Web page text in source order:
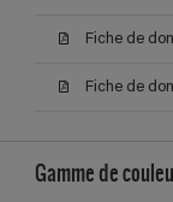
Fiche de
Fiche de
Gamme de